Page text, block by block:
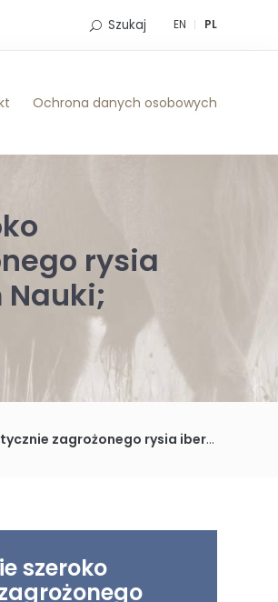
EN PL
Szukaj
Ochrona danych osobowych
rysia
przez Narodowe Centrum Nauki; kierownik.
szeroko